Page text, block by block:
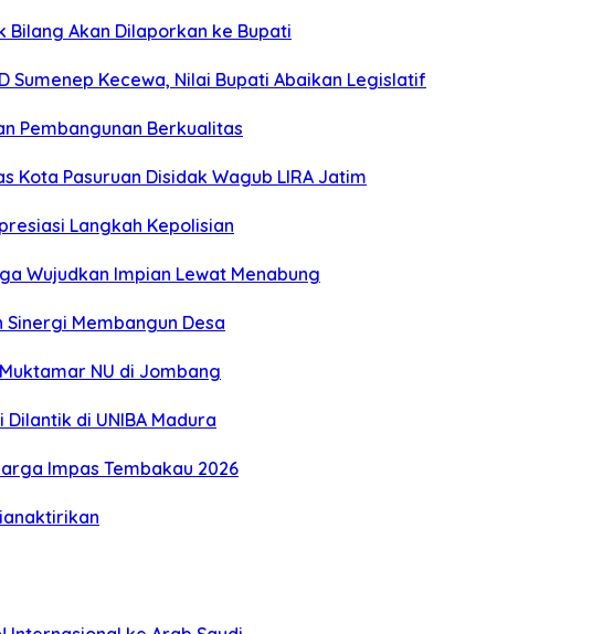
Bilang Akan Dilaporkan ke Bupati
Sumenep Kecewa, Nilai Bupati Abaikan Legislatif
Pembangunan Berkualitas
Kota Pasuruan Disidak Wagub LIRA Jatim
Langkah Kepolisian
Wujudkan Impian Lewat Menabung
Membangun Desa
NU di Jombang
Dilantik di UNIBA Madura
Impas Tembakau 2026